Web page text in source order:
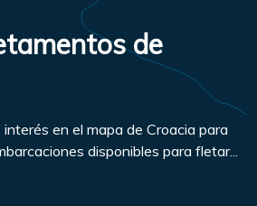
de
en el mapa de Croacia para
disponibles para fletar...